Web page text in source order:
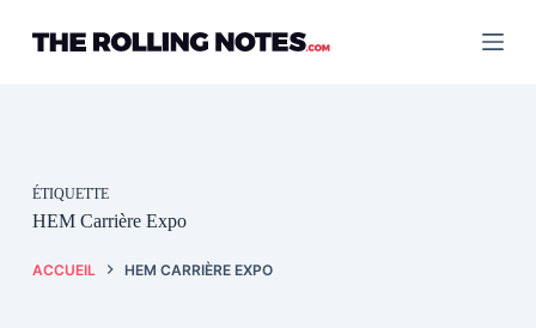
contenu
ÉTIQUETTE
HEM Carrière Expo
ACCUEIL HEM CARRIÈRE EXPO